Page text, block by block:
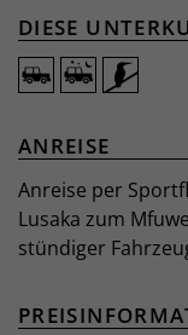
DIESE
ANREISE
Anreise per
Lusaka zum
stündiger